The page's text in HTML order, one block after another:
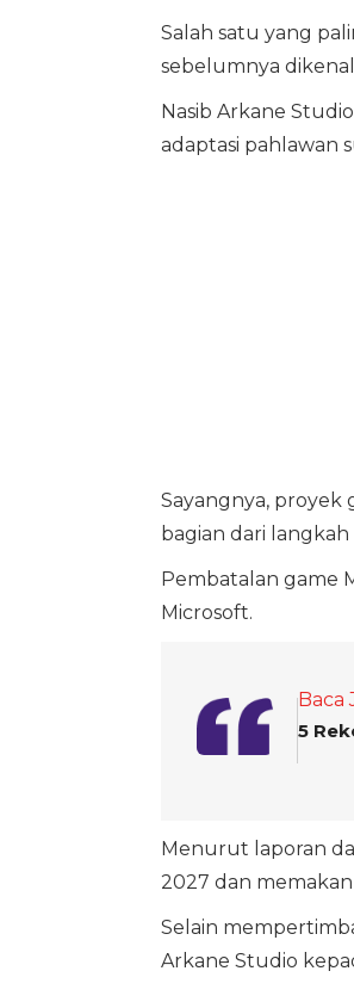
Salah satu yang
sebelumnya
Nasib Arkane
adaptasi pahlawan
Sayangnya, proyek
bagian dari
Pembatalan game
Microsoft.
Baca
5
Menurut laporan
2027 dan
Selain
Arkane Studio